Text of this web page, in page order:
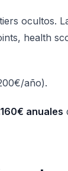
ocultos.
health
año).
anuales